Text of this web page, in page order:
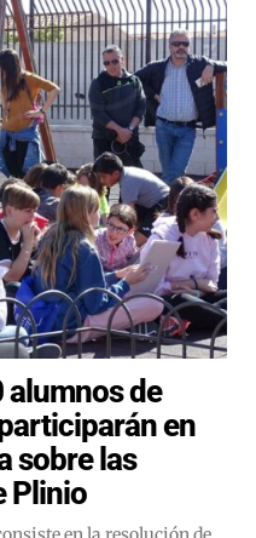
alumnos de
en
sobre las
Plinio